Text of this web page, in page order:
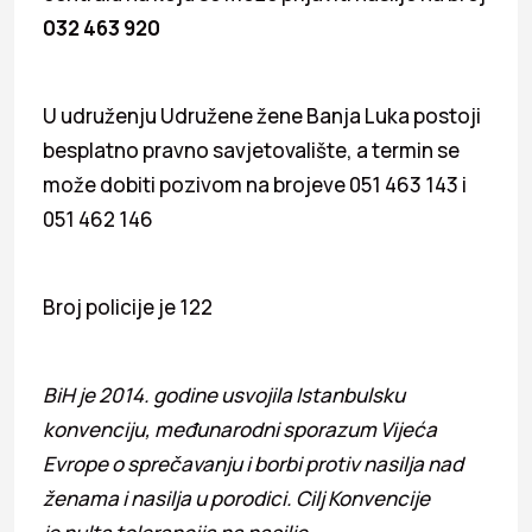
032 463 920
U udruženju Udružene žene Banja Luka postoji
besplatno pravno savjetovalište, a termin se
može dobiti pozivom na brojeve 051 463 143 i
051 462 146
Broj policije je 122
BiH je 2014. godine usvojila Istanbulsku
konvenciju, međunarodni sporazum Vijeća
Evrope o sprečavanju i borbi protiv nasilja nad
ženama i nasilja u porodici. Cilj Konvencije